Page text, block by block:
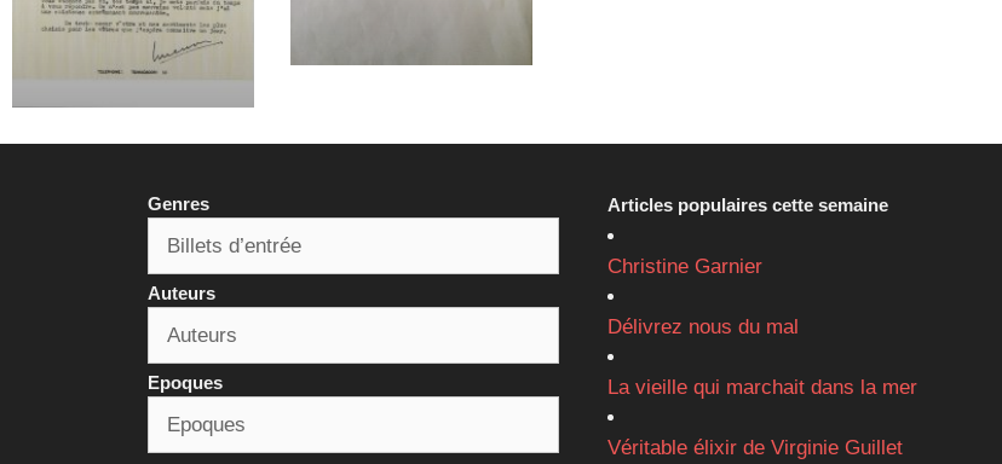
Genres
Auteurs
Epoques
Articles populaires cette semaine
Christine Garnier
Délivrez nous du mal
La vieille qui marchait dans la mer
Véritable élixir de Virginie Guillet